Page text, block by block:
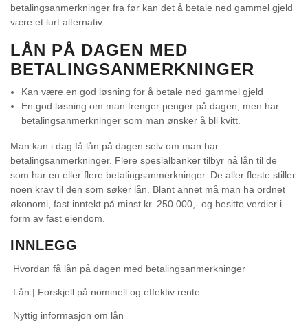
betalingsanmerkninger fra før kan det å betale ned gammel gjeld
være et lurt alternativ.
LÅN PÅ DAGEN MED
BETALINGSANMERKNINGER
Kan være en god løsning for å betale ned gammel gjeld
En god løsning om man trenger penger på dagen, men har
betalingsanmerkninger som man ønsker å bli kvitt.
Man kan i dag få lån på dagen selv om man har
betalingsanmerkninger. Flere spesialbanker tilbyr nå lån til de
som har en eller flere betalingsanmerkninger. De aller fleste stiller
noen krav til den som søker lån. Blant annet må man ha ordnet
økonomi, fast inntekt på minst kr. 250 000,- og besitte verdier i
form av fast eiendom.
INNLEGG
Hvordan få lån på dagen med betalingsanmerkninger
Lån | Forskjell på nominell og effektiv rente
Nyttig informasjon om lån